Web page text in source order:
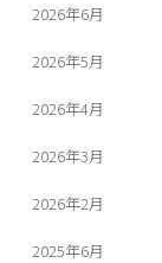
2026年6月
2026年5月
2026年4月
2026年3月
2026年2月
2025年6月